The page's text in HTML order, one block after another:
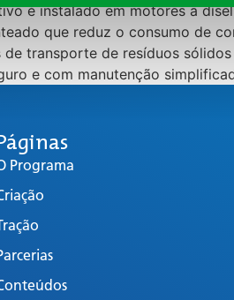
é instalado em motores a
que reduz o consumo de
transporte de resíduos
e com manutenção
Programa